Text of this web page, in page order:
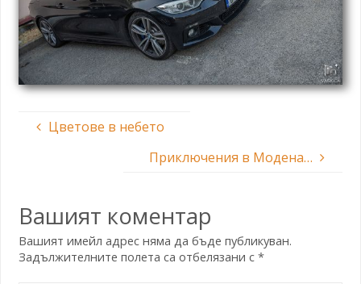
Цветове в небето
Приключения в Модена…
Вашият коментар
Вашият имейл адрес няма да бъде публикуван.
Задължителните полета са отбелязани с*